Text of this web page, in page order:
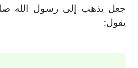
جعل يذهب إلى رسول الله
يقول: